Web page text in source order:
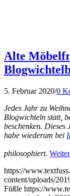
Alte
5. Februar 2020/0
Jedes Jahr zu
Blogwichteln statt,
beschenken. Dieses
habe wiederum bei
philosophiert.
https://
content/uploads/
Füßle https://